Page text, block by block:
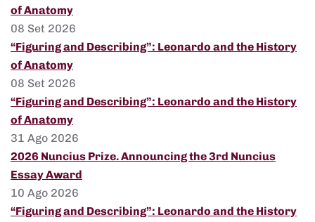
of Anatomy
08 Set 2026
“Figuring and Describing”: Leonardo and the History
of Anatomy
08 Set 2026
“Figuring and Describing”: Leonardo and the History
of Anatomy
31 Ago 2026
2026 Nuncius Prize. Announcing the 3rd Nuncius
Essay Award
10 Ago 2026
“Figuring and Describing”: Leonardo and the History